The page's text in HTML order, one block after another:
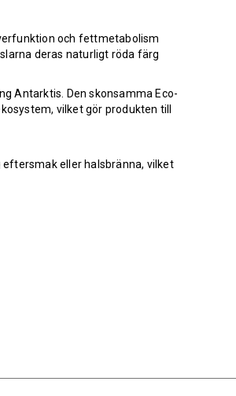
och fettmetabolism
deras naturligt röda färg
Antarktis. Den skonsamma Eco-
vilket gör produkten till
eller halsbränna, vilket